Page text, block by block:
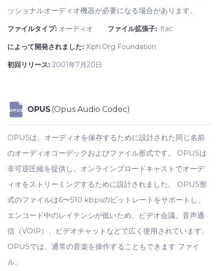
ッショナルオーディオ機器が必要になる場合があります。
ファイルタイプ: オーディオ ファイル拡張子: .flac
によって開発されました: Xiph.Org Foundation
初回リリース: 2001年7月20日
OPUS OPUS (Opus Audio Codec)
OPUSは、オーディオを保存するために設計された同じ名前
のオーディオコーデックおよびファイル形式です。 OPUSは
非可逆圧縮を提供し、オンラインブロードキャストでオーデ
ィオをストリーミングするために設計されました。 OPUS形
式のファイルは6〜510 kbpsのビットレートをサポートし、
エンコード中のレイテンシが低いため、ビデオ会議、音声通
信（VOIP）、ビデオチャットなどで広く使用されています。
OPUSでは、通常の音楽を操作することもできます ファイ
ル。